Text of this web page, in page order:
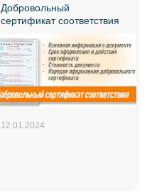
Добровольный
сертификат соответствия
12.01.2024